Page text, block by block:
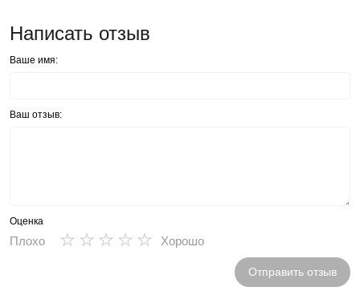
Написать отзыв
Ваше имя:
Ваш отзыв:
Оценка
Плохо ★
★
★
★
★ Хорошо
Отправить отзыв